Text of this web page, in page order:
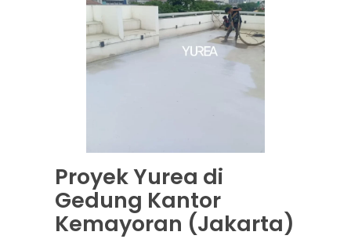
Proyek Yurea di
Gedung Kantor
Kemayoran (Jakarta)